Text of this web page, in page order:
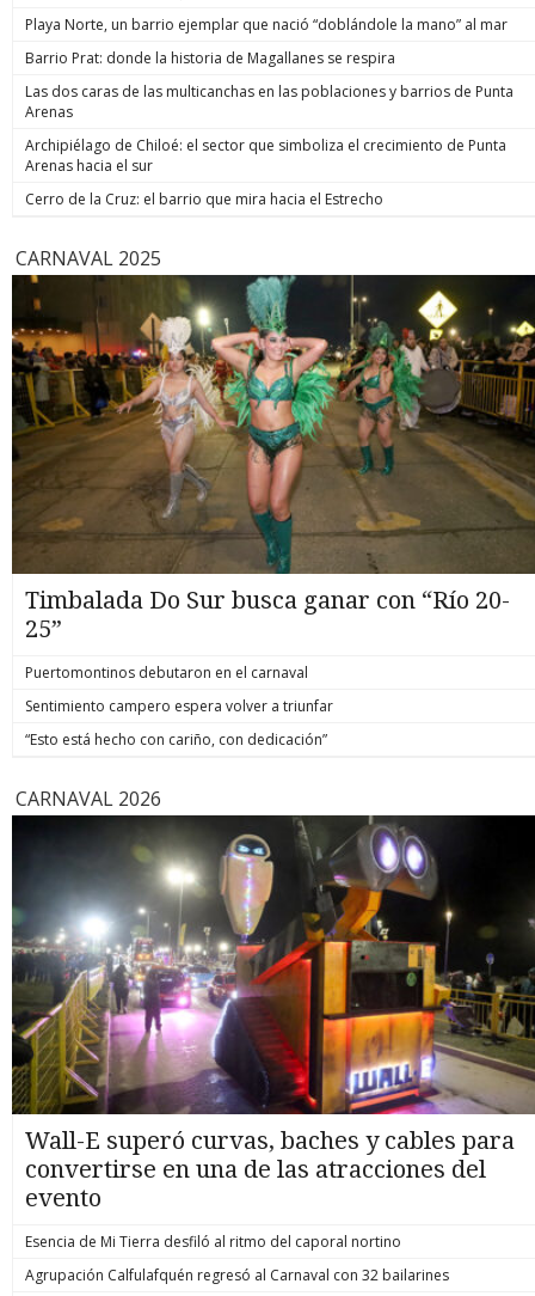
Playa Norte, un barrio ejemplar que nació “doblándole la mano” al mar
Barrio Prat: donde la historia de Magallanes se respira
Las dos caras de las multicanchas en las poblaciones y barrios de Punta
Arenas
Archipiélago de Chiloé: el sector que simboliza el crecimiento de Punta
Arenas hacia el sur
Cerro de la Cruz: el barrio que mira hacia el Estrecho
CARNAVAL 2025
Timbalada Do Sur busca ganar con “Río 20-
25”
Puertomontinos debutaron en el carnaval
Sentimiento campero espera volver a triunfar
“Esto está hecho con cariño, con dedicación”
CARNAVAL 2026
Wall-E superó curvas, baches y cables para
convertirse en una de las atracciones del
evento
Esencia de Mi Tierra desfiló al ritmo del caporal nortino
Agrupación Calfulafquén regresó al Carnaval con 32 bailarines